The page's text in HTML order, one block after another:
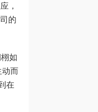
，
的
如
动而
在